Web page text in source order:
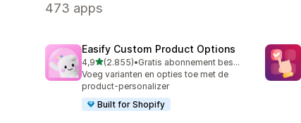
473 apps
Easify Custom Product Options
4,9van 5 sterren
(2.855)
2855 recensies in totaal
•
Gratis abonnement beschikbaar
Voeg varianten en opties toe met de
product-personalizer
Built for Shopify